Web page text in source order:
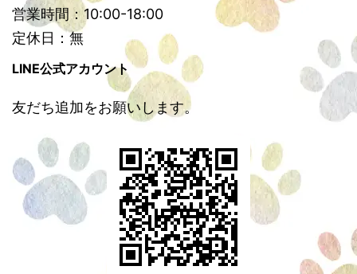
営業時間：10:00-18:00
定休日：無
LINE公式アカウント
友だち追加をお願いします。